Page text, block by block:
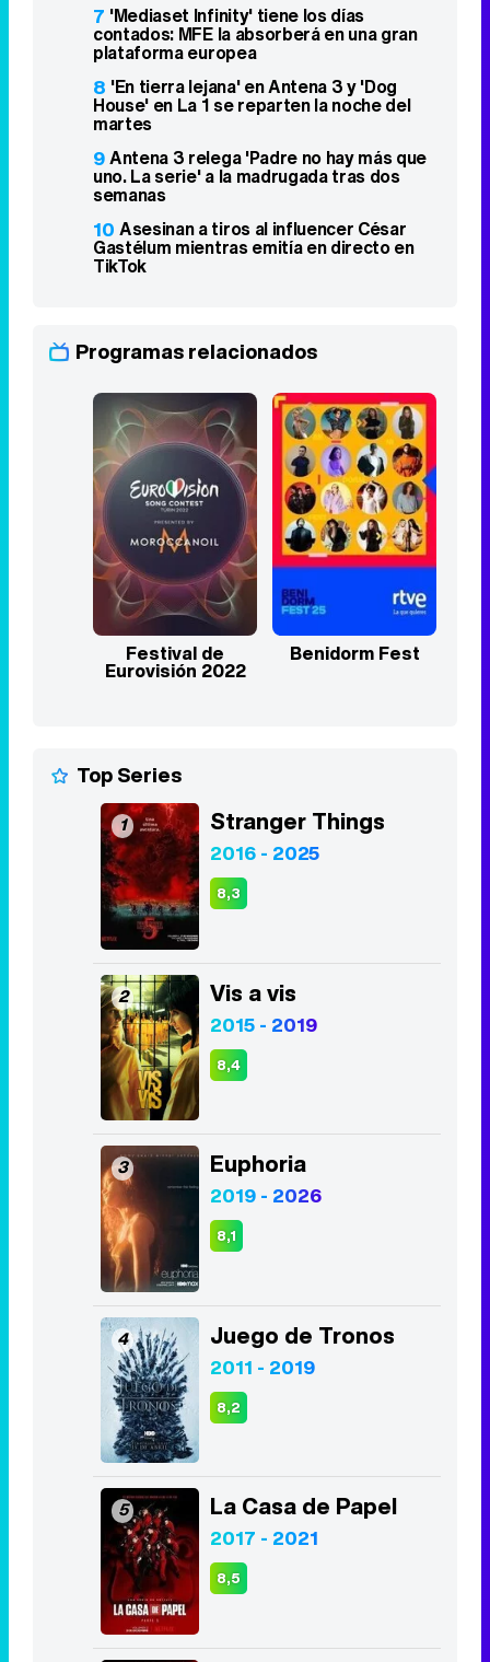
7 'Mediaset Infinity' tiene los días
contados: MFE la absorberá en una gran
plataforma europea
8 'En tierra lejana' en Antena 3 y 'Dog
House' en La 1 se reparten la noche del
martes
9Antena 3 relega 'Padre no hay más que
uno. La serie' a la madrugada tras dos
semanas
10 Asesinan a tiros al influencer César
Gastélum mientras emitía en directo en
TikTok
Programas relacionados
Festival de
Eurovisión 2022
Benidorm Fest
Top Series
1 Stranger Things
2016 - 2025
8,3
2 Vis a vis
2015 - 2019
8,4
3 Euphoria
2019 - 2026
8,1
4 Juego de Tronos
2011 - 2019
8,2
5 La Casa de Papel
2017 - 2021
8,5